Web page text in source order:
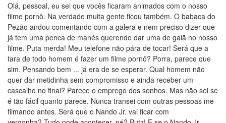
Olá, pessoal, eu sei que vocês ficaram animados com o nosso
filme pornô. Na verdade muita gente ficou também. O babaca do
Pezão andou comentando com a galera e nem preciso dizer que
já tem uma penca de manés querendo dar uma de galã no nosso
filme. Puta merda! Meu telefone não pára de tocar! Será que a
tara de todo homem é fazer um filme pornô? Porra, parece que
sim. Pensando bem ... já era de se esperar. Qual homem não
quer dar metidinha sem compromisso e ainda receber um
cascalho no final? Parece o emprego dos sonhos. Mas não sei se
é tão fácil quanto parece. Nunca transei com outras pessoas me
filmando antes. Será que o Nando Jr. vai ficar com